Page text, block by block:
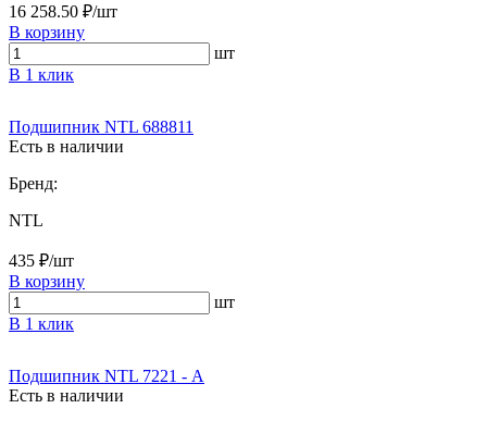
16 258.50 ₽/шт
В корзину
шт
В 1 клик
Подшипник NTL 688811
Есть в наличии
Бренд:
NTL
435 ₽/шт
В корзину
шт
В 1 клик
Подшипник NTL 7221 - А
Есть в наличии